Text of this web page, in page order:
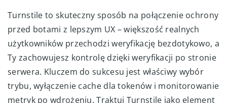
Turnstile to skuteczny sposób na połączenie ochrony
przed botami z lepszym UX – większość realnych
użytkowników przechodzi weryfikację bezdotykowo, a
Ty zachowujesz kontrolę dzięki weryfikacji po stronie
serwera. Kluczem do sukcesu jest właściwy wybór
trybu, wyłączenie cache dla tokenów i monitorowanie
metryk po wdrożeniu. Traktuj Turnstile jako element